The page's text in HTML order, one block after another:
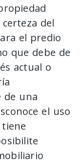
del
el predio
que debe de
actual o
de una
el uso